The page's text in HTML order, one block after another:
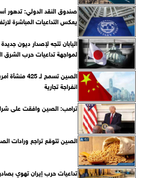
صندوق النقد الدولي: تدهور
يعكس التداعيات المباشرة
اليابان تتجه لإصدار ديون
لمواجهة تداعيات حرب الشرق
الصين تسمح
انفراجة تجارية
ترامب: الصين وافقت على
الصين تتوقع تراجع ورادات الصويا بنسبة
تداعيات حرب إيران تهوي